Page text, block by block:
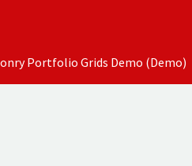
Portfolio Grids Demo (Demo)